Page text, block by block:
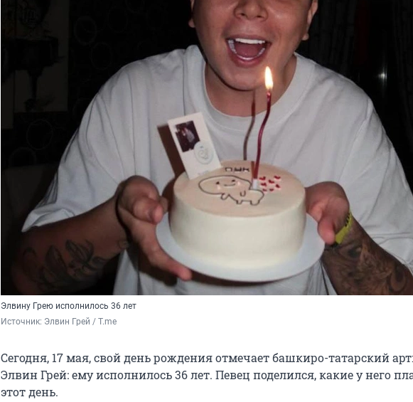
Элвину Грею исполнилось 36 лет
Источник: Элвин Грей / T.me
Сегодня, 17 мая, свой день рождения отмечает башкиро-татарский
Элвин Грей: ему исполнилось 36 лет. Певец поделился, какие у него
этот день.